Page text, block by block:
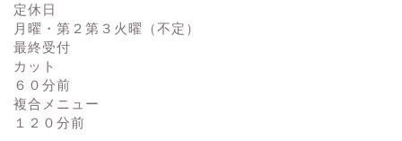
定休日
月曜・第２第３火曜（不定）
最終受付
カット
６０分前
複合メニュー
１２０分前